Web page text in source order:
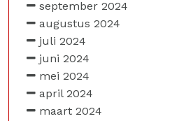
september 2024
augustus 2024
juli 2024
juni 2024
mei 2024
april 2024
maart 2024